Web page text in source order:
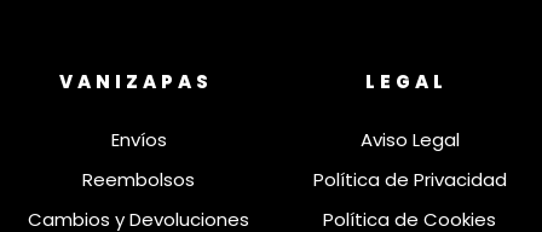
VANIZAPAS
Envíos
Reembolsos
Cambios y Devoluciones
LEGAL
Aviso Legal
Política de Privacidad
Política de Cookies